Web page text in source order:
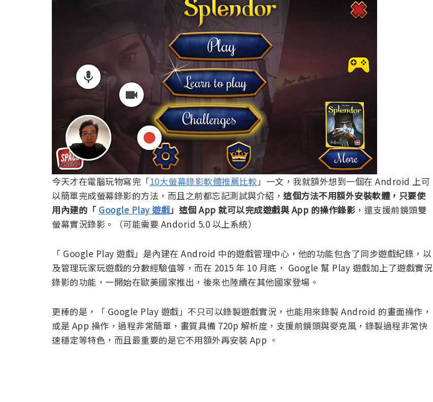
今天才在電腦玩物寫完「10大螢幕錄影軟體推薦比較」一文，我就額外想到一個在 Android 上可
以簡單完成螢幕錄影的方法，而且之前都忘記測試與介紹， 這個方法不用額外安裝軟體，只要使
用內建的「 Google Play 遊戲」這個 App 就可以完成遊戲與 App 的操作錄影 ，還支援前鏡頭雙
螢幕實況錄影。（可能需要 Andorid 5.0 以上系統）
「 Google Play 遊戲」是內建在 Android 中的遊戲管理中心，他的功能包含了同步遊戲紀錄，以
及管理玩家玩遊戲的分數經驗值等，而在 2015 年 10 月底， Google 幫 Play 遊戲加上了遊戲實況
錄影的功能，一開始在歐美國家推出，後來也陸續在其他國家登場。
更棒的是，「 Google Play 遊戲」不只可以錄製遊戲實況，也能用來錄製 Android 的畫面操作，
或是 App 操作，過程非常簡單，畫質具備 720p 解析度，支援前鏡頭與麥克風，錄製過程非常快
速穩定等特色，而且最重要的是它不用額外再安裝 App 。